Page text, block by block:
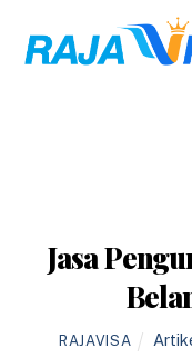
content
Jasa
RAJAVISA